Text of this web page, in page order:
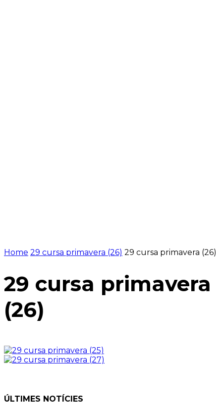
Home 29 cursa primavera (26) 29 cursa primavera (26)
29 cursa primavera
(26)
ÚLTIMES NOTÍCIES